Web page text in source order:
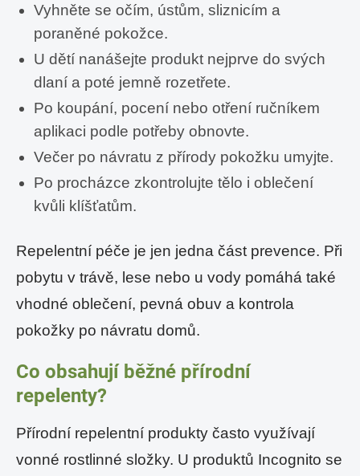
Vyhněte se očím, ústům, sliznicím a
poraněné pokožce.
U dětí nanášejte produkt nejprve do svých
dlaní a poté jemně rozetřete.
Po koupání, pocení nebo otření ručníkem
aplikaci podle potřeby obnovte.
Večer po návratu z přírody pokožku umyjte.
Po procházce zkontrolujte tělo i oblečení
kvůli klíšťatům.
Repelentní péče je jen jedna část prevence. Při
pobytu v trávě, lese nebo u vody pomáhá také
vhodné oblečení, pevná obuv a kontrola
pokožky po návratu domů.
Co obsahují běžné přírodní
repelenty?
Přírodní repelentní produkty často využívají
vonné rostlinné složky. U produktů Incognito se